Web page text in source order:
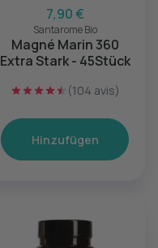
7,90 €
Santarome Bio
Magné Marin 360
Extra Stark - 45Stück
(104 avis)
Hinzufügen